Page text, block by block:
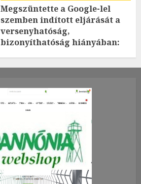
Megszüntette a Google-lel
szemben indított eljárását a
versenyhatóság,
bizonyíthatóság hiányában:
2026.JÚLIUS.23. CSÜTÖRTÖK.
0